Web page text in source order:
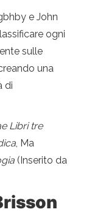
e John
ogni
sulle
una
di
Libri tre
, Ma
(Inserito da